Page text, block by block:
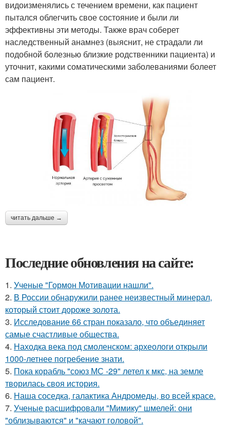
видоизменялись с течением времени, как пациент
пытался облегчить свое состояние и были ли
эффективны эти методы. Также врач соберет
наследственный анамнез (выяснит, не страдали ли
подобной болезнью близкие родственники пациента) и
уточнит, какими соматическими заболеваниями болеет
сам пациент.
читать дальше →
Последние обновления на сайте:
1. Ученые "Гормон Мотивации нашли".
2. В России обнаружили ранее неизвестный минерал,
который стоит дороже золота.
3. Исследование 66 стран показало, что объединяет
самые счастливые общества.
4. Находка века под смоленском: археологи открыли
1000-летнее погребение знати.
5. Пока корабль "союз МС -29" летел к мкс, на земле
творилась своя история.
6. Наша соседка, галактика Андромеды, во всей красе.
7. Ученые расшифровали "Мимику" шмелей: они
"облизываются" и "качают головой".